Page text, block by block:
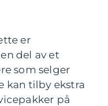
er
del av et
som selger
kan tilby ekstra
på